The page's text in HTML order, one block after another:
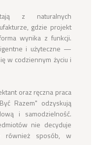
z naturalnych
gdzie projekt
wynika z funkcji.
i użyteczne —
w codziennym życiu i
oraz ręczna praca
Razem" odzyskują
i samodzielność.
nie decyduje
sposób, w